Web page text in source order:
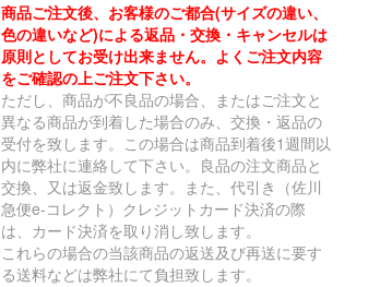
商品ご注文後、お客様のご都合(サイズの違い、
色の違いなど)による返品・交換・キャンセルは
原則としてお受け出来ません。よくご注文内容
をご確認の上ご注文下さい。
ただし、商品が不良品の場合、またはご注文と
異なる商品が到着した場合のみ、交換・返品の
受付を致します。この場合は商品到着後1週間以
内に弊社に連絡して下さい。良品の注文商品と
交換、又は返金致します。また、代引き（佐川
急便e-コレクト）クレジットカード決済の際
は、カード決済を取り消し致します。
これらの場合の当該商品の返送及び再送に要す
る送料などは弊社にて負担致します。